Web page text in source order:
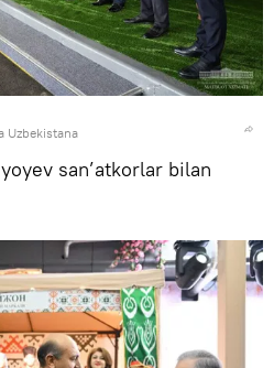
Uzbekistana
san’atkorlar bilan